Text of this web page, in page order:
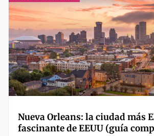
Nueva Orleans: la ciudad más
fascinante de EEUU (guía